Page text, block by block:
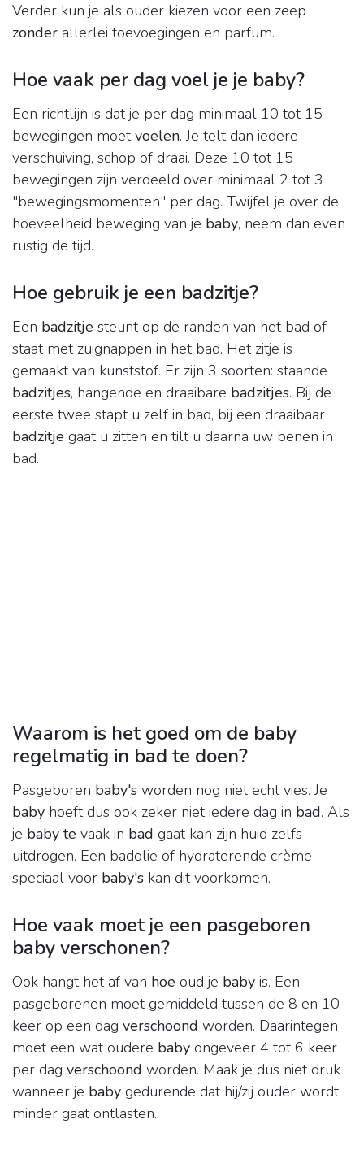
Verder kun je als ouder kiezen voor een zeep
zonder allerlei toevoegingen en parfum.
Hoe vaak per dag voel je je baby?
Een richtlijn is dat je per dag minimaal 10 tot 15
bewegingen moetvoelen. Je telt dan iedere
verschuiving, schop of draai. Deze 10 tot 15
bewegingen zijn verdeeld over minimaal 2 tot 3
"bewegingsmomenten" per dag. Twijfel je over de
hoeveelheid beweging van je baby, neem dan even
rustig de tijd.
Hoe gebruik je een badzitje?
Een badzitje steunt op de randen van het bad of
staat met zuignappen in het bad. Het zitje is
gemaakt van kunststof. Er zijn 3 soorten: staande
badzitjes, hangende en draaibare badzitjes. Bij de
eerste twee stapt u zelf in bad, bij een draaibaar
badzitje gaat u zitten en tilt u daarna uw benen in
bad.
Waarom is het goed om de baby
regelmatig in bad te doen?
Pasgeboren baby's worden nog niet echt vies. Je
baby hoeft dus ook zeker niet iedere dag in bad. Als
je baby te vaak in bad gaat kan zijn huid zelfs
uitdrogen. Een badolie of hydraterende crème
speciaal voor baby's kan dit voorkomen.
Hoe vaak moet je een pasgeboren
baby verschonen?
Ook hangt het af van hoe oud je baby is. Een
pasgeborenen moet gemiddeld tussen de 8 en 10
keer op een dag verschoond worden. Daarintegen
moet een wat oudere baby ongeveer 4 tot 6 keer
per dag verschoond worden. Maak je dus niet druk
wanneer je baby gedurende dat hij/zij ouder wordt
minder gaat ontlasten.